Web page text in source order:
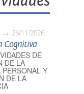
26/11/2026
Cognitiva
DE
DE LA
Y
DE LA